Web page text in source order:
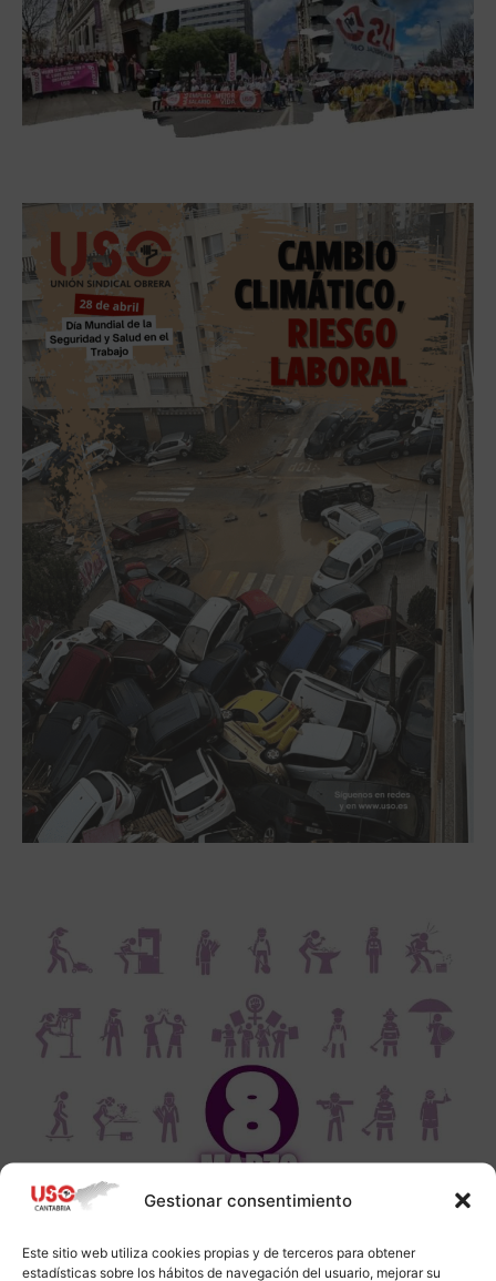
Gestionar consentimiento
Este sitio web utiliza cookies propias y de terceros para obtener
estadísticas sobre los hábitos de navegación del usuario, mejorar su